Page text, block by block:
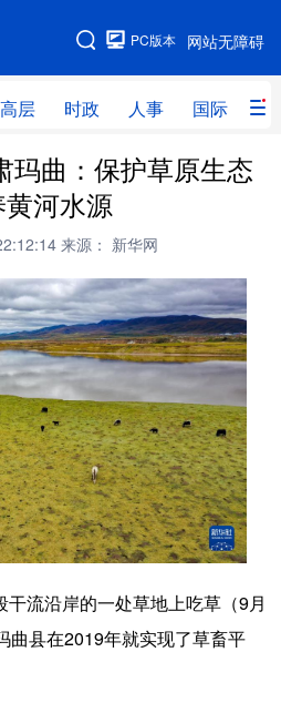
网站无障碍
PC版本
高层 时政 人事 国际 财
网站地图
时政 人事
网评
全球连线
量子 体育
健康 军事
图片 政务
金融 汽车
信息化 数字经济
银龄 溯源中国
时尚 悦读
玛曲：保护草原生态
河水源
来源： 新华网
流沿岸的一处草地上吃草（9月
曲县在2019年就实现了草畜平